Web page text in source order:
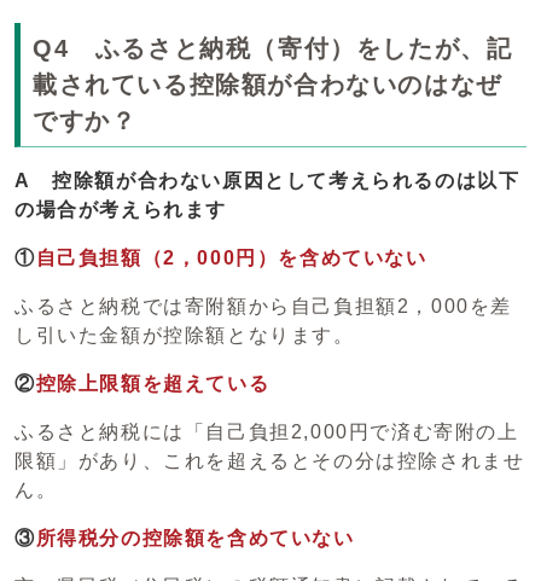
Q4 ふるさと納税（寄付）をしたが、記
載されている控除額が合わないのはなぜ
ですか？
A
控除額が合わない原因として考えられるのは以下
の場合が考えられます
①自己負担額（2，000円）を含めていない
ふるさと納税では寄附額から自己負担額2，000を差
し引いた金額が控除額となります。
②控除上限額を超えている
ふるさと納税には「自己負担2,000円で済む寄附の上
限額」があり、これを超えるとその分は控除されませ
ん。
③所得税分の控除額を含めていない